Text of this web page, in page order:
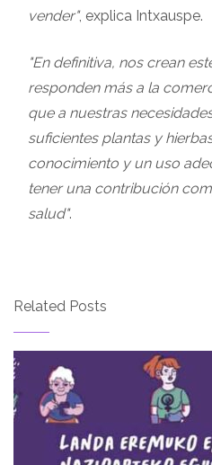
vender", explica Intxauspe.
"En definitiva, nos crean
responden más a la
que a nuestras
suficientes plantas y
conocimiento y un uso
tener una contribución
salud".
Related Posts